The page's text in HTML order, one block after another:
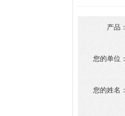
产品：
您的单位：
您的姓名：